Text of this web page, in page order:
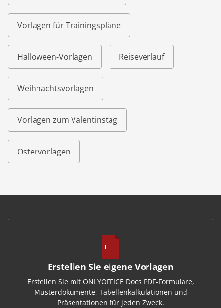
Vorlagen für Trainingspläne
Halloween-Vorlagen Reiseverlauf
Weihnachtsvorlagen
Vorlagen zum Valentinstag
Ostervorlagen
Erstellen Sie eigene Vorlagen
Erstellen Sie mit ONLYOFFICE Docs PDF-Formulare,
Musterdokumente, Tabellenkalkulationen und
Präsentationen für jeden Zweck.